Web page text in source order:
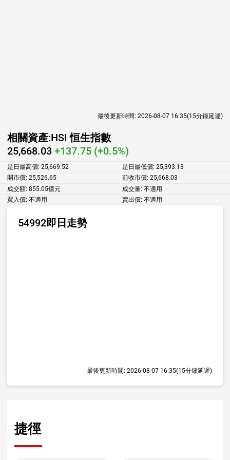
最後更新時間: 2026-08-07 16:35(15分鐘延遲)
相關資產:HSI 恒生指數
25,668.03 +137.75 (+0.5%)
是日最高價: 25,669.52 是日最低價: 25,393.13
開市價: 25,526.65 前收市價: 25,668.03
成交額: 855.05億元 成交量: 不適用
買入價: 不適用 賣出價: 不適用
54992即日走勢
最後更新時間: 2026-08-07 16:35(15分鐘延遲)
捷徑